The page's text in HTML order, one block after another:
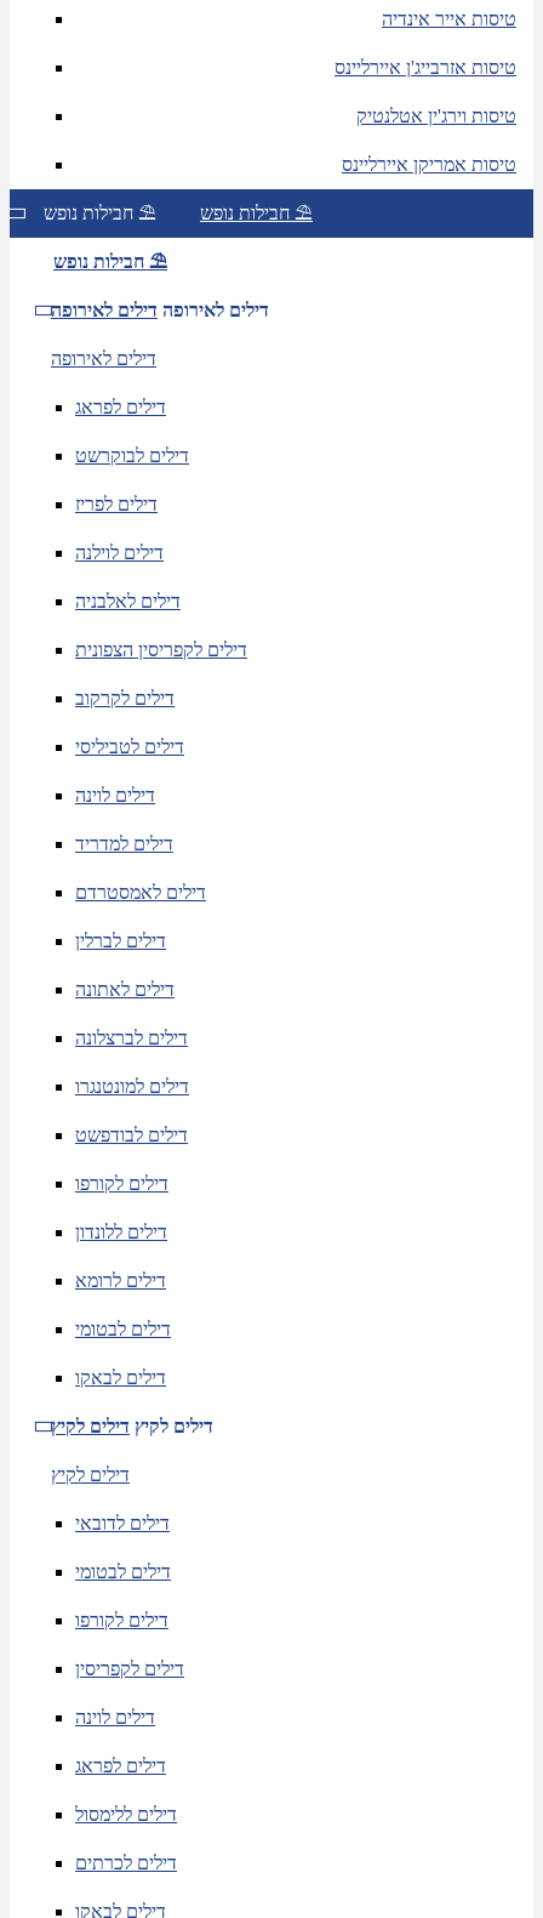
טיסות אייר אינדיה
טיסות אזרבייג'ן איירליינס
טיסות וירג'ין אטלנטיק
טיסות אמריקן איירליינס
חבילות נופש ⛱ חבילות נופש ⛱
חבילות נופש ⛱
דילים לאירופה דילים לאירופה
דילים לאירופה
דילים לפראג
דילים לבוקרשט
דילים לפריז
דילים לוילנה
דילים לאלבניה
דילים לקפריסין הצפונית
דילים לקרקוב
דילים לטביליסי
דילים לוינה
דילים למדריד
דילים לאמסטרדם
דילים לברלין
דילים לאתונה
דילים לברצלונה
דילים למונטנגרו
דילים לבודפשט
דילים לקורפו
דילים ללונדון
דילים לרומא
דילים לבטומי
דילים לבאקו
דילים לקיץ דילים לקיץ
דילים לקיץ
דילים לדובאי
דילים לבטומי
דילים לקורפו
דילים לקפריסין
דילים לוינה
דילים לפראג
דילים ללימסול
דילים לכרתים
דילים לבאקו